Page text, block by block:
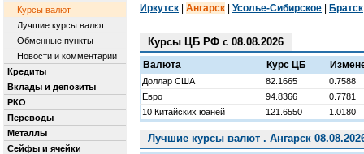
Курсы валют
Лучшие курсы валют
Обменные пункты
Новости и комментарии
Кредиты
Вклады и депозиты
РКО
Переводы
Металлы
Сейфы и ячейки
Иркутск Ангарск Усолье-Сибирское Братск
Курсы ЦБ РФ с 08.08.2026
Валюта Курс ЦБ
Доллар США 82.1665
0.7588
Евро
94.8366
0.7781
10 Китайских юаней
121.6550 1.0180
Лучшие курсы валют . Ангарск